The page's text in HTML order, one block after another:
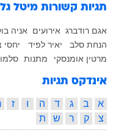
תגיות קשורות מיטל גל
אגם רודברג אירועים אניה
הנחת סלב
יאיר לפיד יחסי
מרטין אומנסקי
מתנות
אינדקס תגיות
א ב ג ד ה ו ז
צ
ק ר ש ת